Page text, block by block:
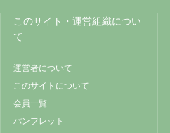
このサイト・運営組織につい
て
運営者について
このサイトについて
会員一覧
パンフレット